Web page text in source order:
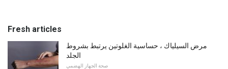
Fresh articles
مرض السيلياك ، حساسية الغلوتين يرتبط بشروط
الجلد
صحة الجهاز الهضمي